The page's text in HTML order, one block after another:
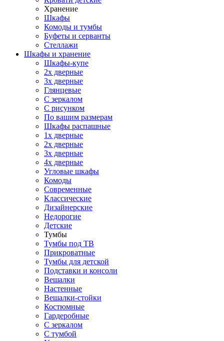
Хранение
Шкафы
Комоды и тумбы
Буфеты и серванты
Стеллажи
Шкафы и хранение
Шкафы-купе
2х дверные
3х дверные
Глянцевые
С зеркалом
С рисунком
По вашим размерам
Шкафы распашные
1х дверные
2х дверные
3х дверные
4х дверные
Угловые шкафы
Комоды
Современные
Классические
Дизайнерские
Недорогие
Детские
Тумбы
Тумбы под ТВ
Прикроватные
Тумбы для детской
Подставки и консоли
Вешалки
Настенные
Вешалки-стойки
Костюмные
Гардеробные
С зеркалом
С тумбой